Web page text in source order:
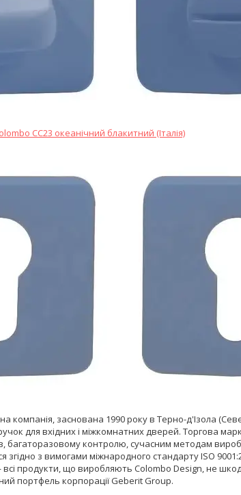
CC23 океанічний блакитний (Італія)
компанія, заснована 1990 року в Терно-д'Ізола
для вхідних і міжкомнатних дверей. Торгова
багаторазовому контролю, сучасним методам
згідно з вимогами міжнародного стандарту ISO
всі продукти, що виробляють Colombo Design, не
портфель корпорації Geberit Group.